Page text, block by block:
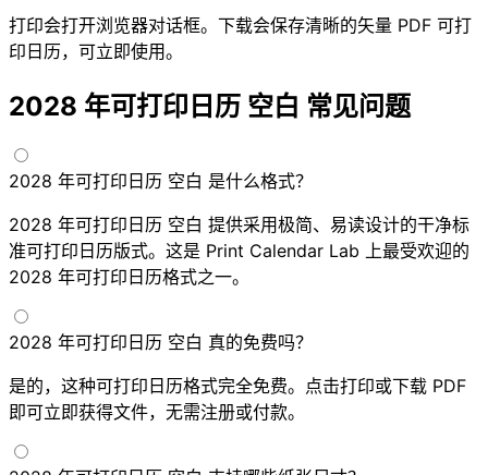
打印会打开浏览器对话框。下载会保存清晰的矢量 PDF 可打
印日历，可立即使用。
2028 年可打印日历 空白 常见问题
2028 年可打印日历 空白 是什么格式？
2028 年可打印日历 空白 提供采用极简、易读设计的干净标
准可打印日历版式。这是 Print Calendar Lab 上最受欢迎的
2028 年可打印日历格式之一。
2028 年可打印日历 空白 真的免费吗？
是的，这种可打印日历格式完全免费。点击打印或下载 PDF
即可立即获得文件，无需注册或付款。